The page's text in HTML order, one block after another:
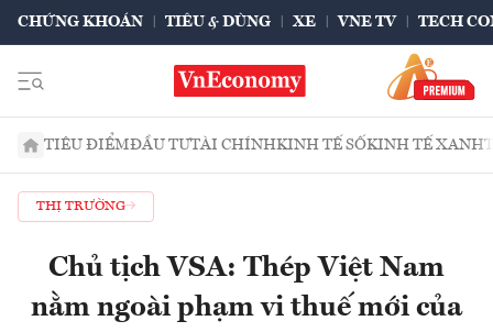
CHỨNG KHOÁN TIÊU & DÙNG XE VNE TV TECH
TIÊU ĐIỂMĐẦU TƯTÀI CHÍNHKINH TẾ SỐKINH TẾ XANH
THỊ TRƯỜNG
Chủ tịch VSA: Thép Việt Nam
nằm ngoài phạm vi thuế mới của